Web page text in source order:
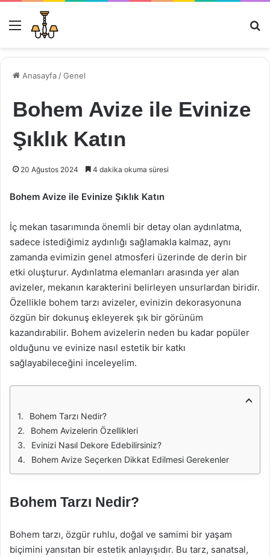
Menü
Anasayfa /Genel
Bohem Avize ile Evinize
Şıklık Katın
20 Ağustos 2024 4 dakika okuma süresi
Bohem Avize ile Evinize Şıklık Katın
İç mekan tasarımında önemli bir detay olan aydınlatma,
sadece istediğimiz aydınlığı sağlamakla kalmaz, aynı
zamanda evimizin genel atmosferi üzerinde de derin bir
etki oluşturur. Aydınlatma elemanları arasında yer alan
avizeler, mekanın karakterini belirleyen unsurlardan biridir.
Özellikle bohem tarzı avizeler, evinizin dekorasyonuna
özgün bir dokunuş ekleyerek şık bir görünüm
kazandırabilir. Bohem avizelerin neden bu kadar popüler
olduğunu ve evinize nasıl estetik bir katkı
sağlayabileceğini inceleyelim.
Bohem Tarzı Nedir?
Bohem Avizelerin Özellikleri
Evinizi Nasıl Dekore Edebilirsiniz?
Bohem Avize Seçerken Dikkat Edilmesi Gerekenler
Bohem Tarzı Nedir?
Bohem tarzı, özgür ruhlu, doğal ve samimi bir yaşam
biçimini yansıtan bir estetik anlayışıdır. Bu tarz, sanatsal,